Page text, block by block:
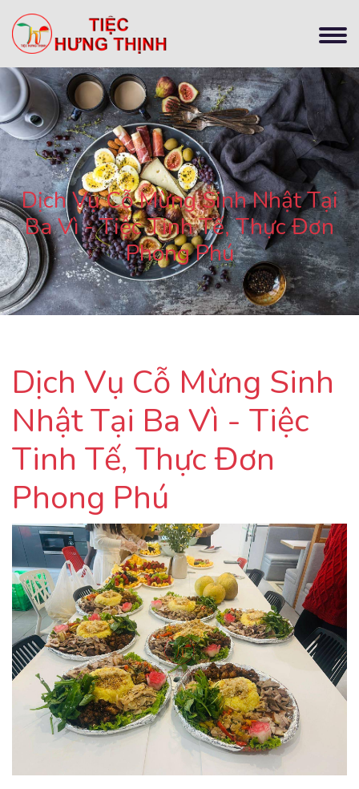
Dịch Vụ Cỗ Mừng Sinh Nhật Tại
Ba Vì - Tiệc Tinh Tế, Thực Đơn
Phong Phú
Dịch Vụ Cỗ Mừng Sinh
Nhật Tại Ba Vì - Tiệc
Tinh Tế, Thực Đơn
Phong Phú